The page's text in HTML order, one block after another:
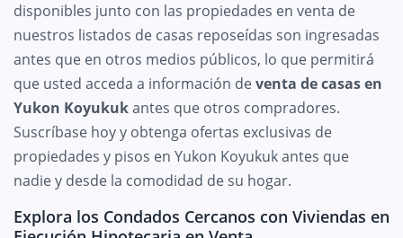
disponibles junto con las propiedades en venta de
nuestros listados de casas reposeídas son ingresadas
antes que en otros medios públicos, lo que permitirá
que usted acceda a información deventa de casas en
Yukon Koyukukantes que otros compradores.
Suscríbase hoy y obtenga ofertas exclusivas de
propiedades y pisos en Yukon Koyukuk antes que
nadie y desde la comodidad de su hogar.
Explora los Condados Cercanos con Viviendas en